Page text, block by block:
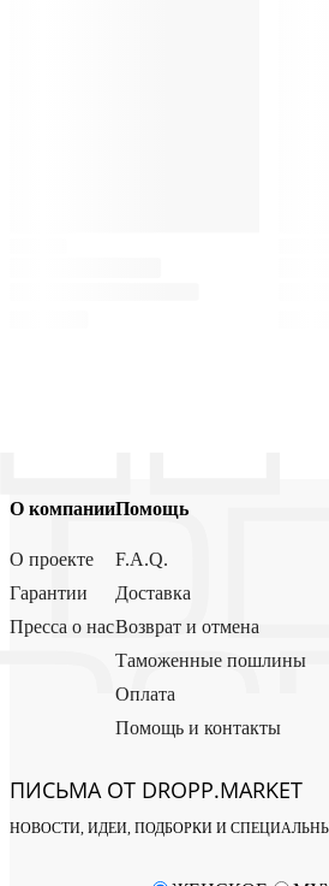
О компании
О проекте
Гарантии
Пресса о нас
Помощь
F.A.Q.
Доставка
Возврат и отмена
Таможенные пошлины
Оплата
Помощь и контакты
ПИСЬМА ОТ DROPP.MARKET
НОВОСТИ, ИДЕИ, ПОДБОРКИ И